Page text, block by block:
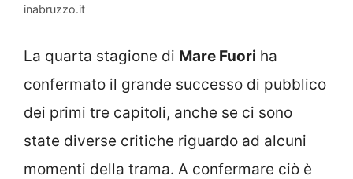
inabruzzo.it
La quarta stagione di Mare Fuori ha
confermato il grande successo di pubblico
dei primi tre capitoli, anche se ci sono
state diverse critiche riguardo ad alcuni
momenti della trama. A confermare ciò è